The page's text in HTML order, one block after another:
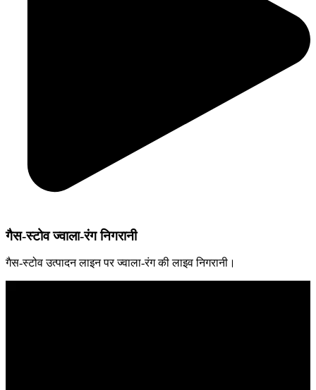
गैस-स्टोव ज्वाला-रंग निगरानी
गैस-स्टोव उत्पादन लाइन पर ज्वाला-रंग की लाइव निगरानी।